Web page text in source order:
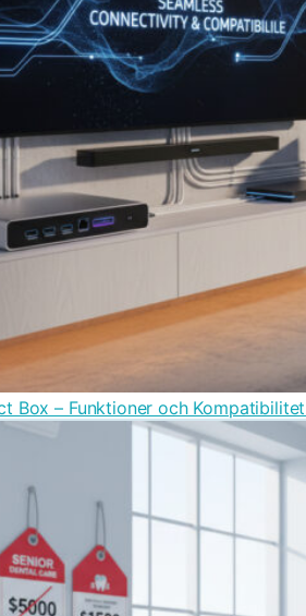
Box – Funktioner och